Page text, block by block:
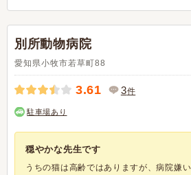
別所動物病院
愛知県小牧市若草町88
3.61 3件
駐車場あり
穏やかな先生です
うちの猫は高齢ではありますが、病院嫌